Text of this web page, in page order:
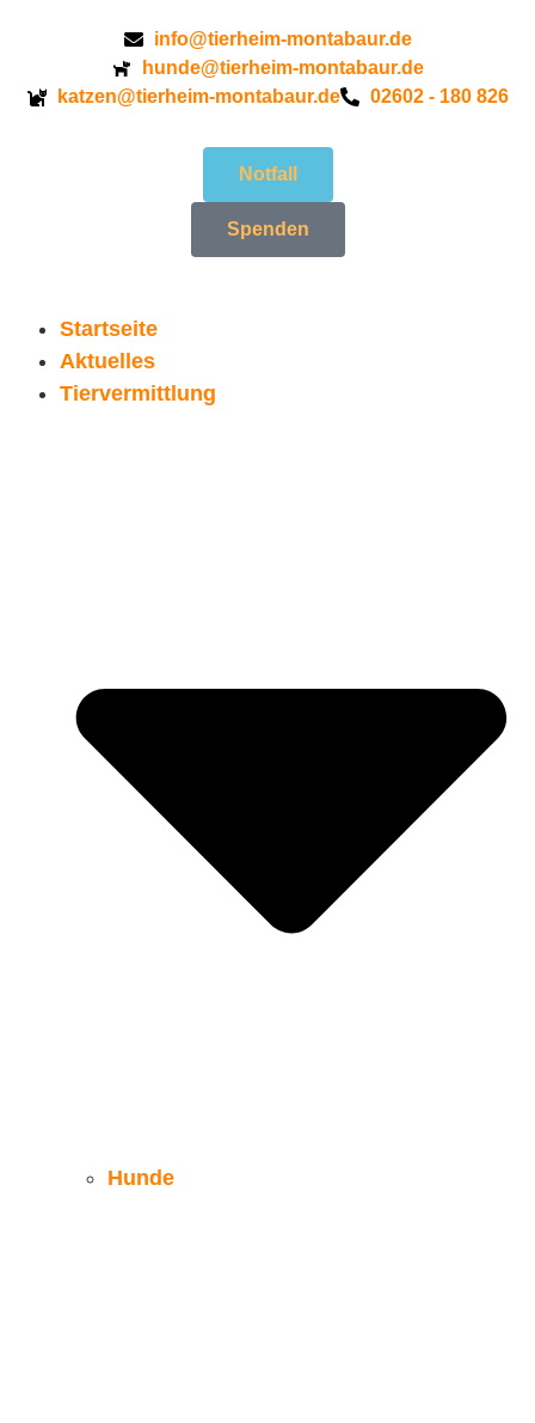
info@tierheim-montabaur.de
hunde@tierheim-montabaur.de
katzen@tierheim-montabaur.de
02602 - 180 826
Notfall
Spenden
Startseite
Aktuelles
Tiervermittlung
Hunde